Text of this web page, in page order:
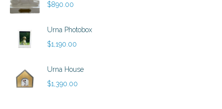
$890.00
Urna Photobox
$1,190.00
Urna House
$1,390.00